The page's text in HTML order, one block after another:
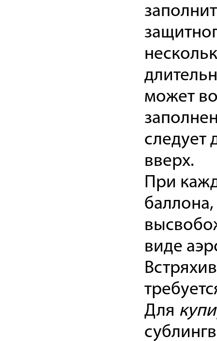
может
следует
вверх.
При
виде
Для